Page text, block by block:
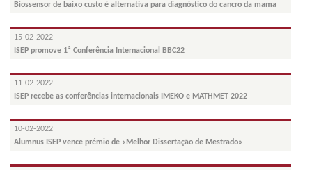
Biossensor de baixo custo é alternativa para diagnóstico do cancro da mama
15-02-2022
ISEP promove 1ª Conferência Internacional BBC22
11-02-2022
ISEP recebe as conferências internacionais IMEKO e MATHMET 2022
10-02-2022
Alumnus ISEP vence prémio de «Melhor Dissertação de Mestrado»